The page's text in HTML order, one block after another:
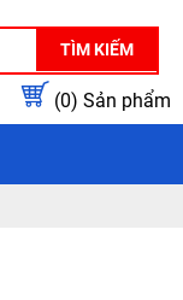
TÌM KIẾM
(0) Sản phẩm